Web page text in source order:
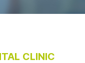
CLINIC